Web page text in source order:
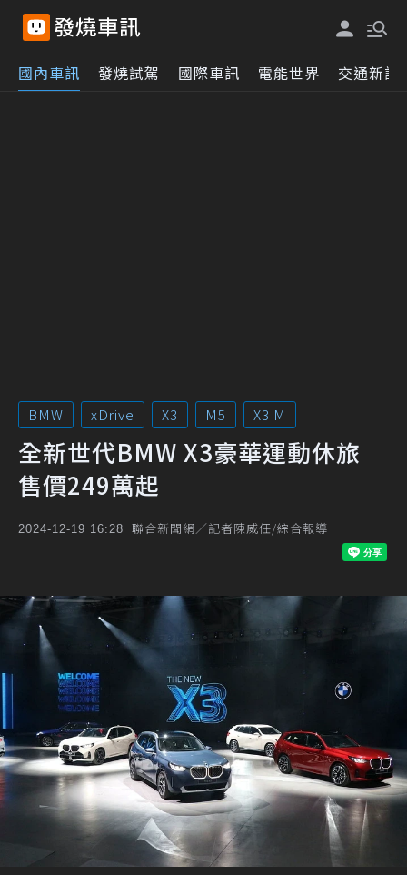
國內車訊 發燒試駕 國際車訊 電能世界 交通新訊
BMW xDrive X3 M5 X3 M
全新世代BMW X3豪華運動休旅
售價249萬起
2024-12-19 16:28 聯合新聞網／記者陳威任/綜合報導